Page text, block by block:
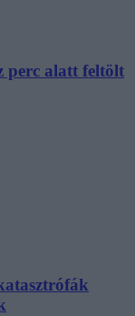
perc alatt feltölt